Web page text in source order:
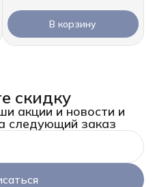
В корзину
скидку
акции и новости и
следующий заказ